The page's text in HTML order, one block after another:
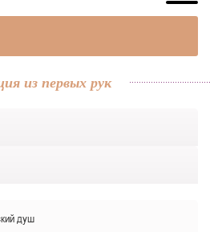
из первых рук
душ